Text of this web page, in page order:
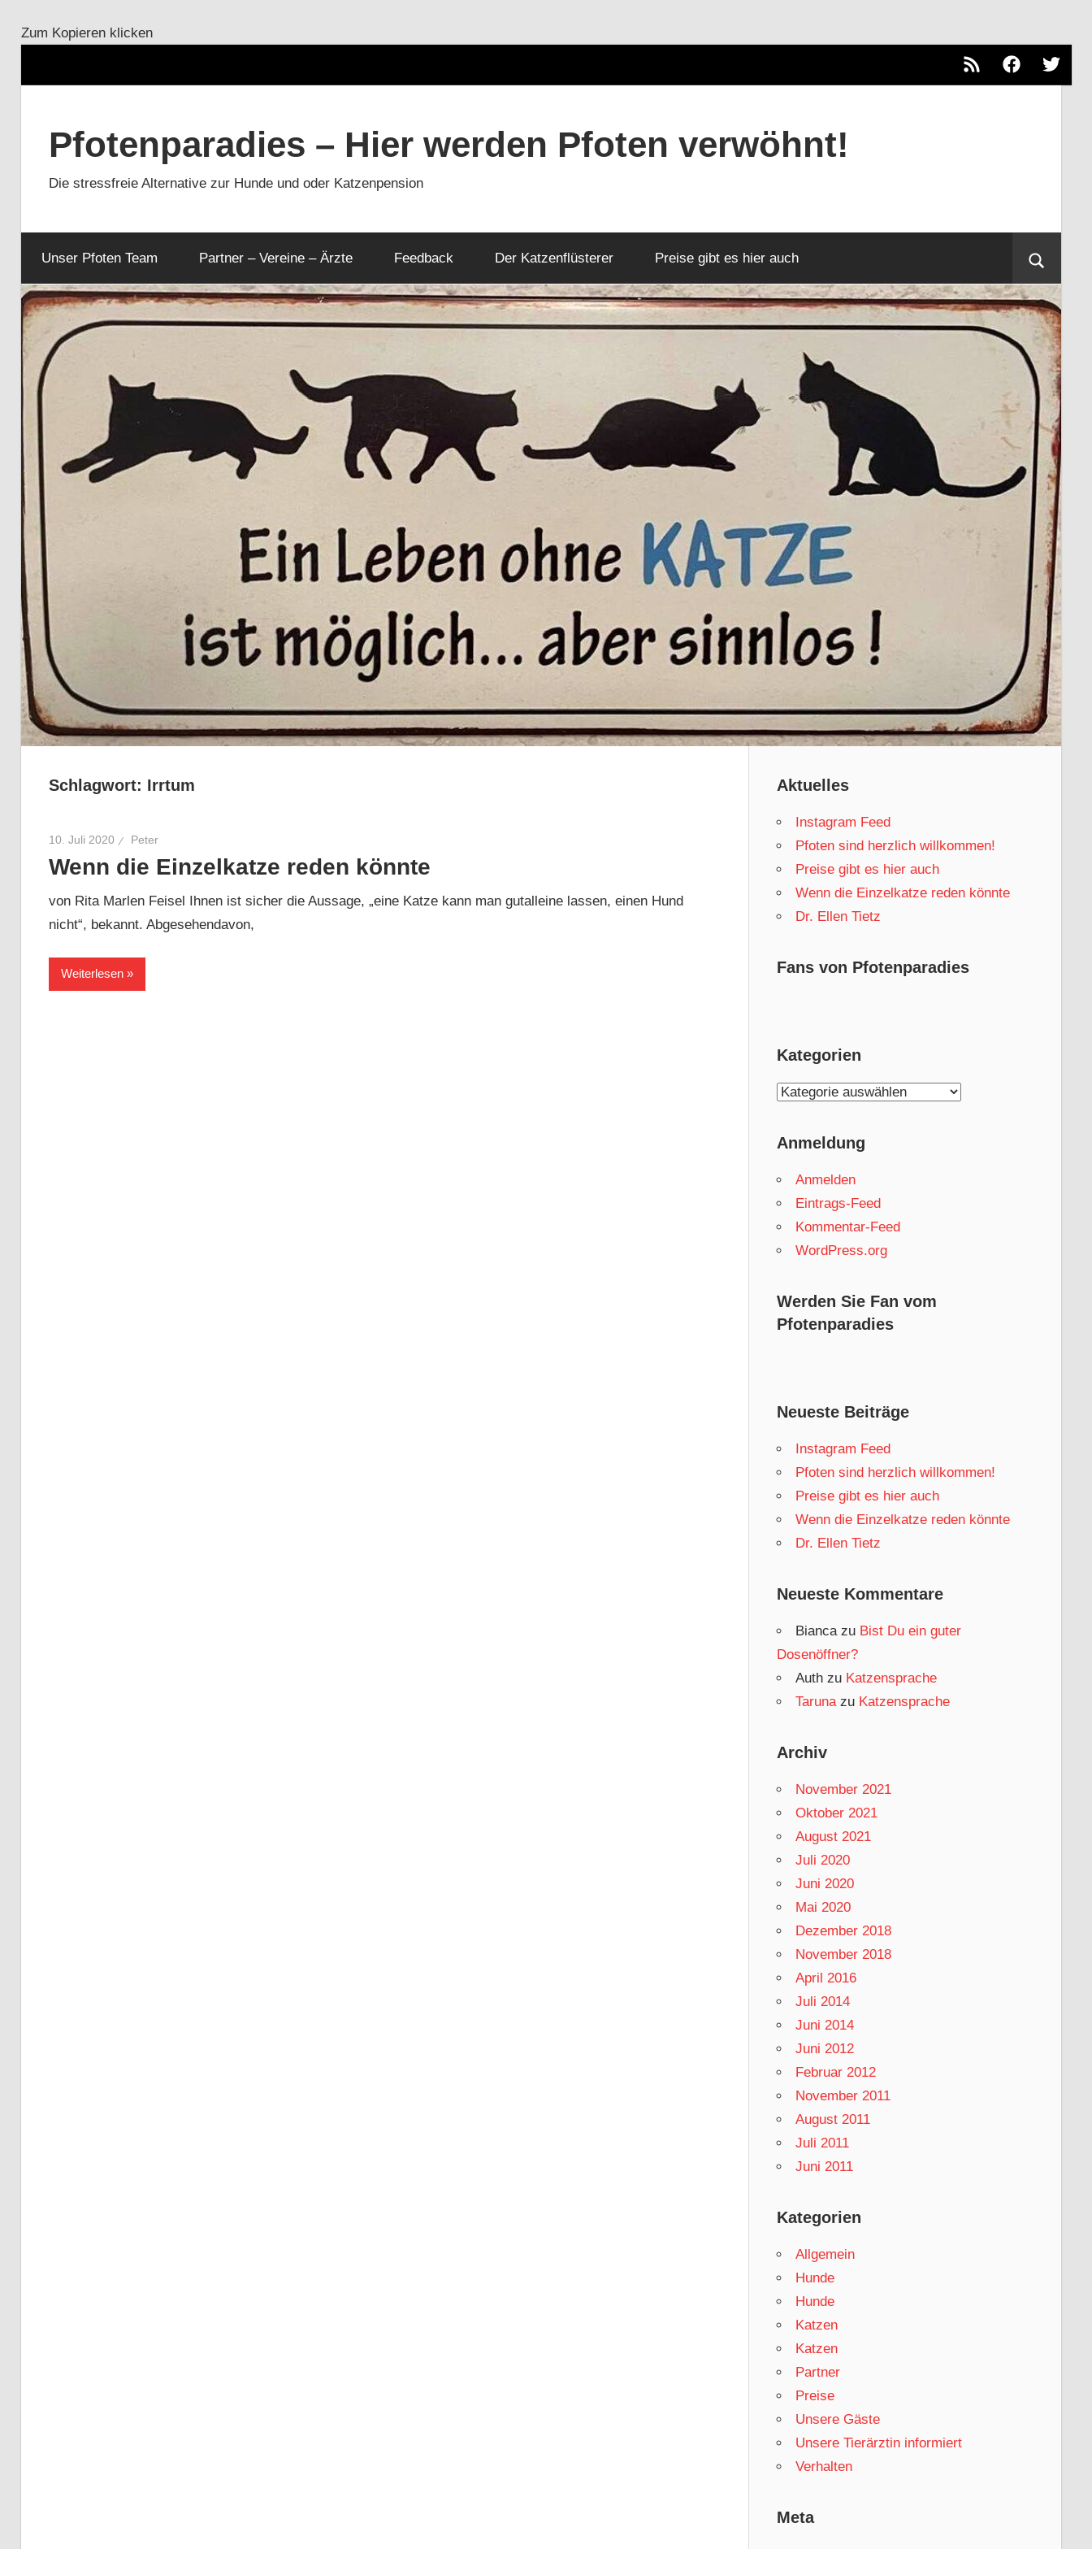
Zum Kopieren klicken
RSS FacebookTwitter
springenPfotenparadies – Hier werden Pfoten verwöhnt!
Die stressfreie Alternative zur Hunde und oder Katzenpension
Suche
Unser Pfoten Team Partner – Vereine – Ärzte Feedback Der Katzenflüsterer Preise gibt es hier auch
Schlagwort: Irrtum
10. Juli 2020 Peter
Wenn die Einzelkatze reden könnte
von Rita Marlen Feisel Ihnen ist sicher die Aussage, „eine Katze kann man gutalleine lassen, einen Hund
nicht“, bekannt. Abgesehendavon,
Weiterlesen
Aktuelles
Instagram Feed
Pfoten sind herzlich willkommen!
Preise gibt es hier auch
Wenn die Einzelkatze reden könnte
Dr. Ellen Tietz
Fans von Pfotenparadies
Kategorien
Kategorien
Anmeldung
Anmelden
Eintrags-Feed
Kommentar-Feed
WordPress.org
Werden Sie Fan vom
Pfotenparadies
Neueste Beiträge
Instagram Feed
Pfoten sind herzlich willkommen!
Preise gibt es hier auch
Wenn die Einzelkatze reden könnte
Dr. Ellen Tietz
Neueste Kommentare
Biancazu Bist Du ein guter
Dosenöffner?
Authzu Katzensprache
Tarunazu Katzensprache
Archiv
November 2021
Oktober 2021
August 2021
Juli 2020
Juni 2020
Mai 2020
Dezember 2018
November 2018
April 2016
Juli 2014
Juni 2014
Juni 2012
Februar 2012
November 2011
August 2011
Juli 2011
Juni 2011
Kategorien
Allgemein
Hunde
Hunde
Katzen
Katzen
Partner
Preise
Unsere Gäste
Unsere Tierärztin informiert
Verhalten
Meta